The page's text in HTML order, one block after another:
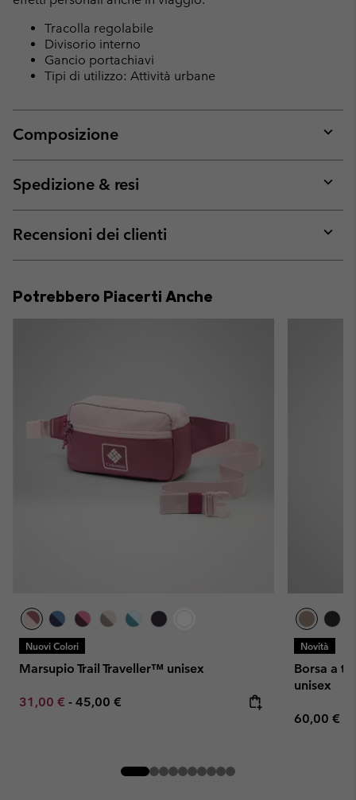
Tracolla regolabile
Divisorio interno
Gancio portachiavi
Tipi di utilizzo: Attività urbane
Composizione
or
Spedizione & resi
or
Recensioni dei clienti
or
Potrebbero Piacerti Anche
Nuovi Colori
Marsupio Trail Traveller™ unisex
Minimum sale price:
31,00 € - Maximum price:
45,00 €
Novità
Borsa a
unisex
Regular
60,00 €